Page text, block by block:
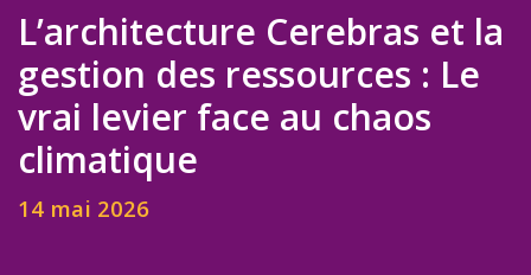
L’architecture Cerebras et la
gestion des ressources : Le
vrai levier face au chaos
climatique
14 mai 2026